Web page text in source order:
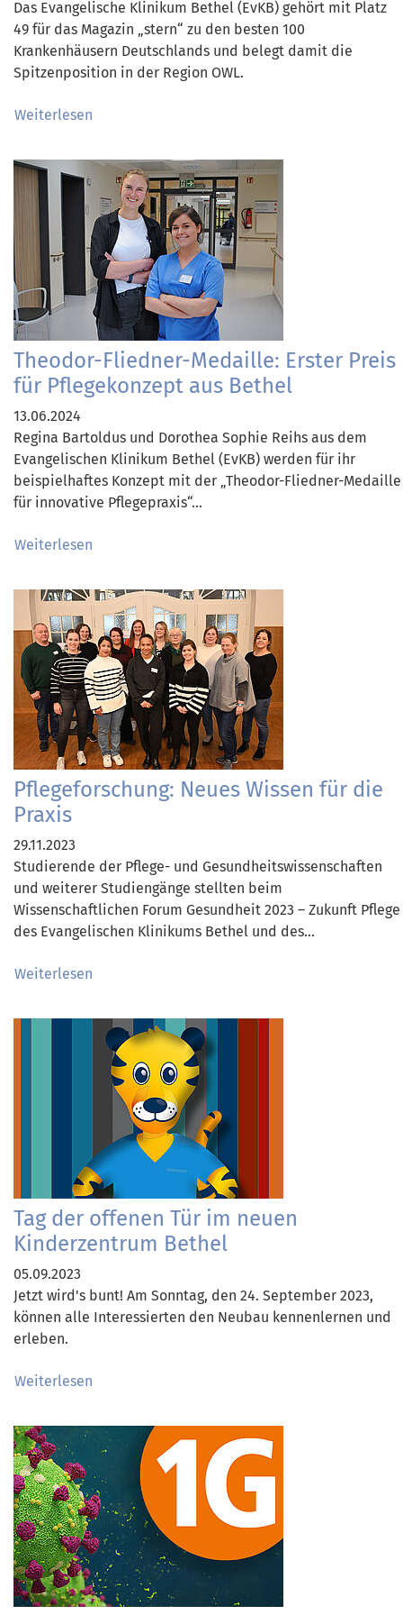
Das Evangelische Klinikum Bethel (EvKB) gehört mit Platz
49 für das Magazin „stern“ zu den besten 100
Krankenhäusern Deutschlands und belegt damit die
Spitzenposition in der Region OWL.
Weiterlesen
Theodor-Fliedner-Medaille: Erster Preis
für Pflegekonzept aus Bethel
13.06.2024
Regina Bartoldus und Dorothea Sophie Reihs aus dem
Evangelischen Klinikum Bethel (EvKB) werden für ihr
beispielhaftes Konzept mit der „Theodor-Fliedner-Medaille
für innovative Pflegepraxis“…
Weiterlesen
Pflegeforschung: Neues Wissen für die
Praxis
29.11.2023
Studierende der Pflege- und Gesundheitswissenschaften
und weiterer Studiengänge stellten beim
Wissenschaftlichen Forum Gesundheit 2023 – Zukunft Pflege
des Evangelischen Klinikums Bethel und des…
Weiterlesen
Tag der offenen Tür im neuen
Kinderzentrum Bethel
05.09.2023
Jetzt wird's bunt! Am Sonntag, den 24. September 2023,
können alle Interessierten den Neubau kennenlernen und
erleben.
Weiterlesen